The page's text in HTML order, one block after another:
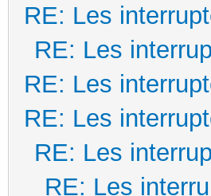
RE: Les
RE: Les
RE: Les
RE: Les
RE: Les
RE: Les